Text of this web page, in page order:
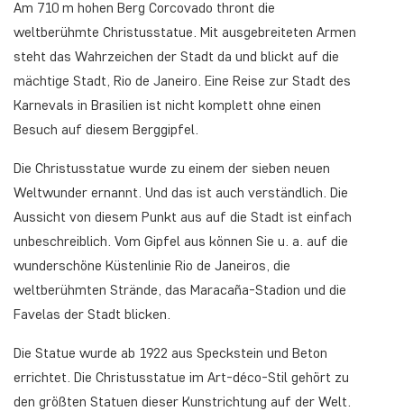
Am 710 m hohen Berg Corcovado thront die
weltberühmte Christusstatue. Mit ausgebreiteten Armen
steht das Wahrzeichen der Stadt da und blickt auf die
mächtige Stadt, Rio de Janeiro. Eine Reise zur Stadt des
Karnevals in Brasilien ist nicht komplett ohne einen
Besuch auf diesem Berggipfel.
Die Christusstatue wurde zu einem der sieben neuen
Weltwunder ernannt. Und das ist auch verständlich. Die
Aussicht von diesem Punkt aus auf die Stadt ist einfach
unbeschreiblich. Vom Gipfel aus können Sie u. a. auf die
wunderschöne Küstenlinie Rio de Janeiros, die
weltberühmten Strände, das Maracaña-Stadion und die
Favelas der Stadt blicken.
Die Statue wurde ab 1922 aus Speckstein und Beton
errichtet. Die Christusstatue im Art-déco-Stil gehört zu
den größten Statuen dieser Kunstrichtung auf der Welt.